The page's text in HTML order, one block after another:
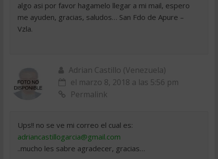
algo asi por favor hagamelo llegar a mi mail, espero
me ayuden, gracias, saludos… San Fdo de Apure –
Vzla.
Adrian Castillo (Venezuela)
el marzo 8, 2018 a las 5:56 pm
Permalink
Ups!! no se ve mi correo el cual es:
adriancastillogarcia@gmail.com
..mucho les sabre agradecer, gracias…